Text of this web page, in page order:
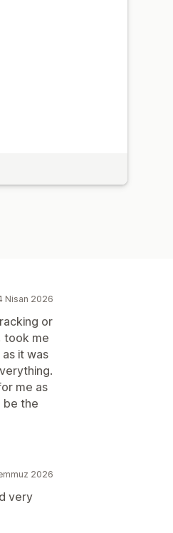
Nisan 2026
or
took me
it was
me as
be the
2026
very